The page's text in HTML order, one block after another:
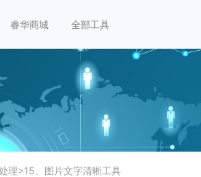
睿华商城 全部工具
理>15、图片文字清晰工具